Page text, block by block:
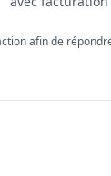
afin de